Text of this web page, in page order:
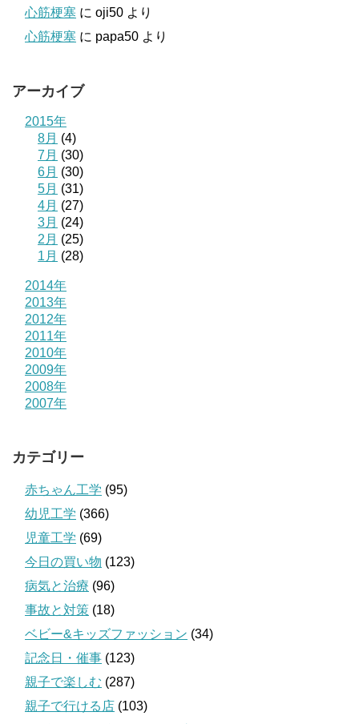
心筋梗塞 に oji50 より
心筋梗塞 に papa50 より
アーカイブ
2015年
8月 (4)
7月 (30)
6月 (30)
5月 (31)
4月 (27)
3月 (24)
2月 (25)
1月 (28)
2014年
2013年
2012年
2011年
2010年
2009年
2008年
2007年
カテゴリー
赤ちゃん工学 (95)
幼児工学 (366)
児童工学 (69)
今日の買い物 (123)
病気と治療 (96)
事故と対策 (18)
ベビー&キッズファッション (34)
記念日・催事 (123)
親子で楽しむ (287)
親子で行ける店 (103)